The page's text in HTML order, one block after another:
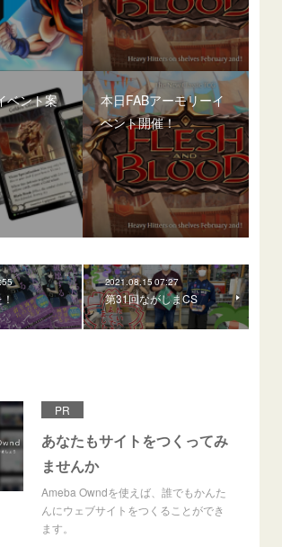
ベント案
本日FABアーモリーイ
ベント開催！
！
2021.08.15 07:27
第31回ながしまCS
PR
あなたもサイトをつくってみ
ませんか
Ameba Owndを使えば、誰でもかんた
んにウェブサイトをつくることができ
ます。